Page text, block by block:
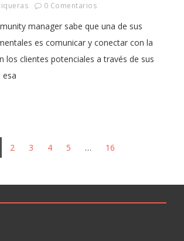
0 Comentarios
manager sabe que una de sus
es comunicar y conectar con la
los clientes potenciales a través de sus
esa
2 3 4 5 … 16